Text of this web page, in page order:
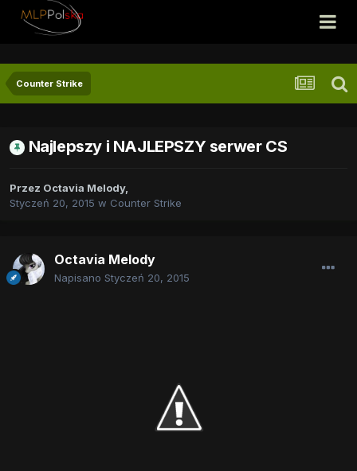
Counter Strike
Najlepszy i NAJLEPSZY serwer CS
Przez Octavia Melody,
Styczeń 20, 2015 w Counter Strike
Octavia Melody
Napisano Styczeń 20, 2015